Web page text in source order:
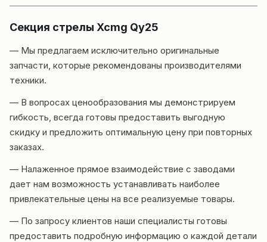
Секция стрелы Xcmg Qy25
— Мы предлагаем исключительно оригинальные
запчасти, которые рекомендованы производителями
техники.
— В вопросах ценообразования мы демонстрируем
гибкость, всегда готовы предоставить выгодную
скидку и предложить оптимальную цену при повторных
заказах.
— Налаженное прямое взаимодействие с заводами
дает нам возможность устанавливать наиболее
привлекательные цены на все реализуемые товары.
— По запросу клиентов наши специалисты готовы
предоставить подробную информацию о каждой детали